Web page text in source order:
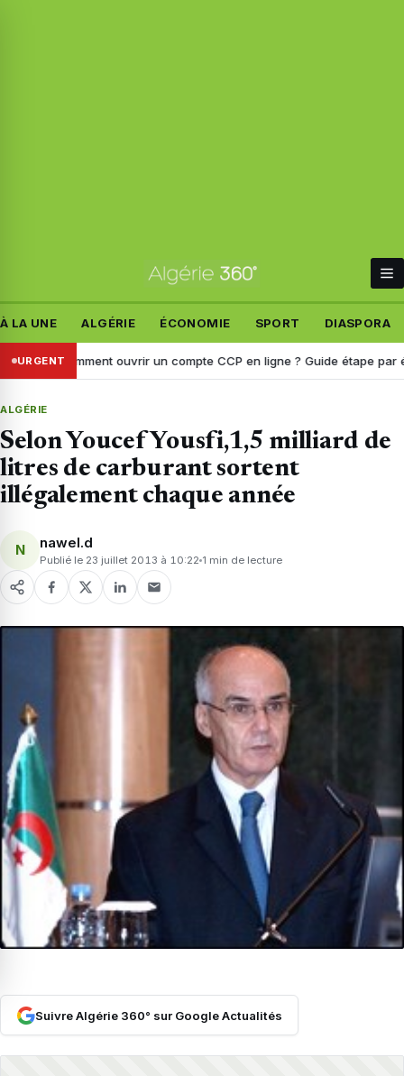
À LA UNE ALGÉRIE ÉCONOMIE SPORT DIASPORA
URGENT
: Comment ouvrir un compte CCP en ligne ? Guide étape par étape
ALGÉRIE
Selon Youcef Yousfi,1,5 milliard de
litres de carburant sortent
illégalement chaque année
N nawel.d
Publié le 23 juillet 2013 à 10:22 1 min de lecture
Suivre Algérie 360° sur Google Actualités